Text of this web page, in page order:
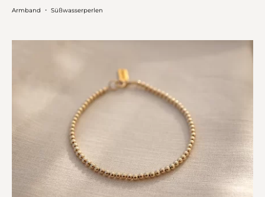
Armband ・ Süßwasserperlen